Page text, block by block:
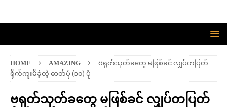
HOME AMAZING
ဗရုတ်သုတ်ခတွေ မဖြစ်ခင် လျှပ်တပြတ်
ရိုက်ကူးမိခဲ့တဲ့ ဓာတ်ပုံ (၁၀) ပုံ
ဗရုတ်သုတ်ခတွေ မဖြစ်ခင် လျှပ်တပြတ်